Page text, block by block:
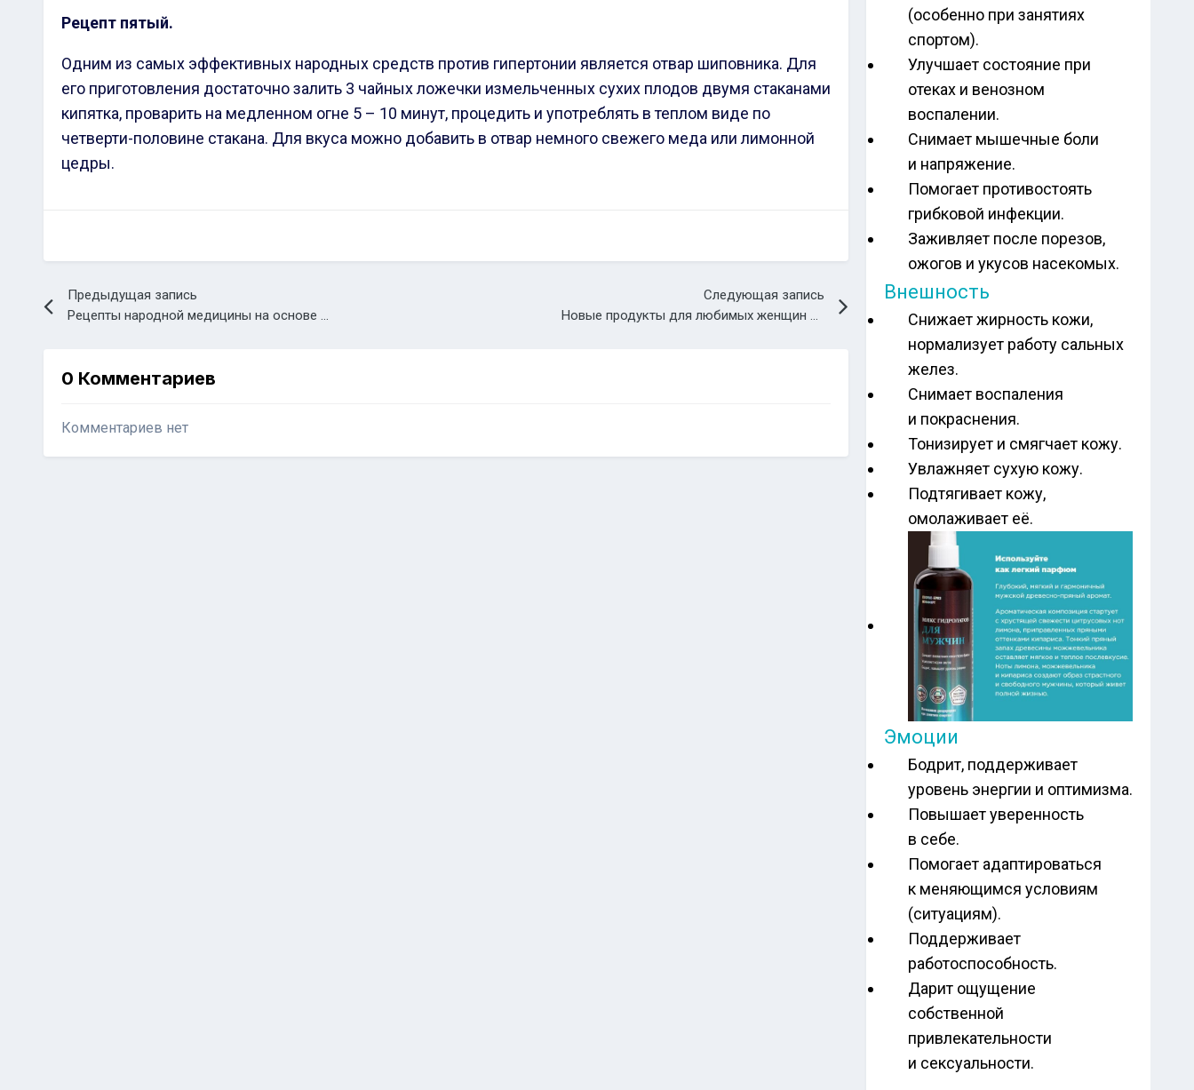
Рецепт пятый.
Одним из самых эффективных народных средств против гипертонии является отвар шиповника. Для
его приготовления достаточно залить 3 чайных ложечки измельченных сухих плодов двумя стаканами
кипятка, проварить на медленном огне 5 – 10 минут, процедить и употреблять в теплом виде по
четверти-половине стакана. Для вкуса можно добавить в отвар немного свежего меда или лимонной
цедры.
Предыдущая запись
Рецепты народной медицины на основе брусники
Следующая запись
Новые продукты для любимых женщин и заботливых мужчин
0 Комментариев
Комментариев нет
(особенно при занятиях
спортом).
Улучшает состояние при
отеках и венозном
воспалении.
Снимает мышечные боли
и напряжение.
Помогает противостоять
грибковой инфекции.
Заживляет после порезов,
ожогов и укусов насекомых.
Внешность
Снижает жирность кожи,
нормализует работу сальных
желез.
Снимает воспаления
и покраснения.
Тонизирует и смягчает кожу.
Увлажняет сухую кожу.
Подтягивает кожу,
омолаживает её.
Эмоции
Бодрит, поддерживает
уровень энергии и оптимизма.
Повышает уверенность
в себе.
Помогает адаптироваться
к меняющимся условиям
(ситуациям).
Поддерживает
работоспособность.
Дарит ощущение
собственной
привлекательности
и сексуальности.